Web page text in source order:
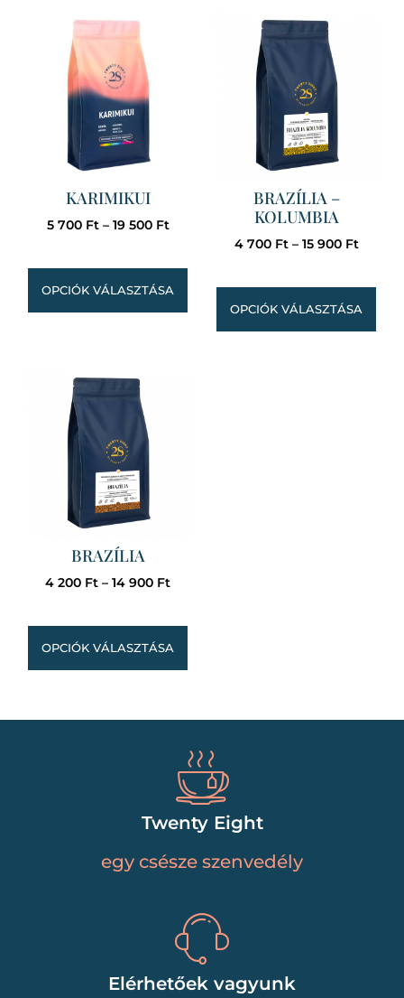
KARIMIKUI
5 700 Ft – 19 500 Ft
OPCIÓK VÁLASZTÁSA
BRAZÍLIA –
KOLUMBIA
4 700 Ft – 15 900 Ft
OPCIÓK VÁLASZTÁSA
BRAZÍLIA
4 200 Ft – 14 900 Ft
OPCIÓK VÁLASZTÁSA
Twenty Eight
egy csésze szenvedély
Elérhetőek vagyunk